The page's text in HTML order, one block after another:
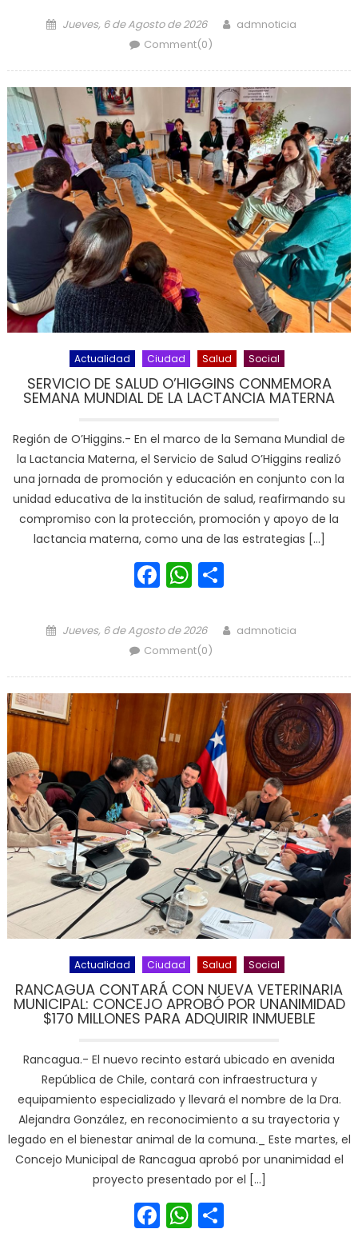
Posted on
Jueves, 6 de Agosto de 2026 Author
admnoticia
Comment(0)
Actualidad Ciudad Salud Social
SERVICIO DE SALUD O’HIGGINS CONMEMORA
SEMANA MUNDIAL DE LA LACTANCIA MATERNA
Región de O’Higgins.- En el marco de la Semana Mundial de
la Lactancia Materna, el Servicio de Salud O’Higgins realizó
una jornada de promoción y educación en conjunto con la
unidad educativa de la institución de salud, reafirmando su
compromiso con la protección, promoción y apoyo de la
lactancia materna, como una de las estrategias […]
Facebook
WhatsApp
Posted on
Jueves, 6 de Agosto de 2026 Author
admnoticia
Comment(0)
Actualidad Ciudad Salud Social
RANCAGUA CONTARÁ CON NUEVA VETERINARIA
MUNICIPAL: CONCEJO APROBÓ POR UNANIMIDAD
$170 MILLONES PARA ADQUIRIR INMUEBLE
Rancagua.- El nuevo recinto estará ubicado en avenida
República de Chile, contará con infraestructura y
equipamiento especializado y llevará el nombre de la Dra.
Alejandra González, en reconocimiento a su trayectoria y
legado en el bienestar animal de la comuna._ Este martes, el
Concejo Municipal de Rancagua aprobó por unanimidad el
proyecto presentado por el […]
Facebook
WhatsApp